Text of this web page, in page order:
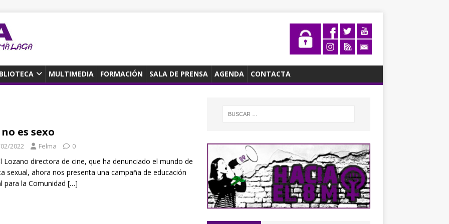
MULTIMEDIA FORMACIÓN SALA DE PRENSA AGENDA CONTACTA
no es sexo
2022 Felma 0
Lozano directora de cine, que ha denunciado el mundo de
sexual, ahora nos presenta una campaña de educación
para la Comunidad […]